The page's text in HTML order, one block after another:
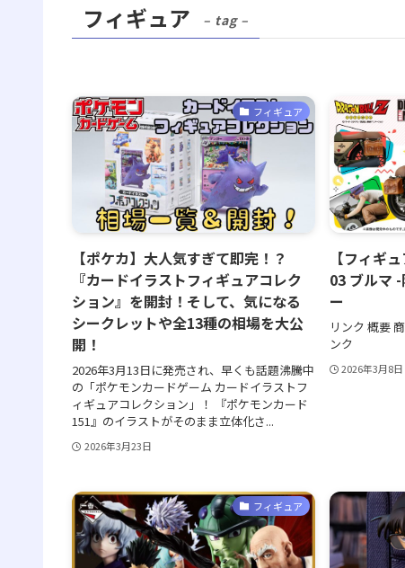
フィギュア – tag –
フィギュア
【ポケカ】大人気すぎて即完！？
『カードイラストフィギュアコレク
ション』を開封！そして、気になる
シークレットや全13種の相場を大公
開！
2026年3月13日に発売され、早くも話題沸騰中
の「ポケモンカードゲーム カードイラストフ
ィギュアコレクション」！ 『ポケモンカード
151』のイラストがそのまま立体化さ...
2026年3月23日
【フィギ
03 ブルマ
ー
リンク 概要
ンク
2026年3月8日
フィギュア